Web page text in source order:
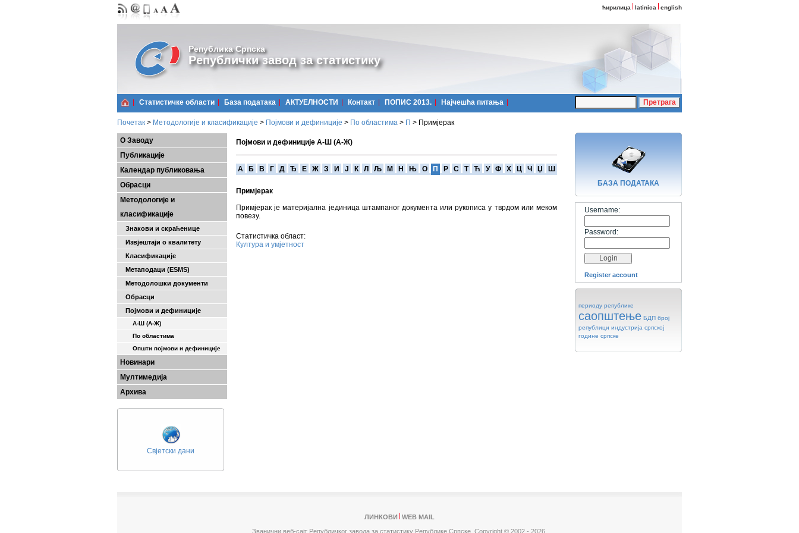
ћирилица latinica english
Република Српска
Републички завод за статистику
Статистичке области Базa података АКТУЕЛНОСТИ Контакт ПОПИС 2013. Најчешћa питања
Почетак > Методологије и класификације > Појмови и дефиниције > По областима > П > Примјерак
О Заводу
Публикације
Календар публиковања
Обрасци
Методологије и
класификације
Знакови и скраћенице
Извјештаји о квалитету
Класификације
Метаподаци (ESMS)
Методолошки документи
Обрасци
Појмови и дефиниције
А-Ш (A-Ж)
По областима
Општи појмови и дефиниције
Новинари
Мултимедија
Архива
Свјетски дани
Појмови и дефиниције А-Ш (А-Ж)
A Б В Г Д Ђ Е Ж З И Ј К Л Љ М Н Њ О П Р С Т Ћ У Ф Х Ц Ч Џ Ш
Примјерак
Примјерак је материјална јединица штампаног документа или рукописа у тврдом или меком
повезу.
Статистичка област:
Култура и умјетност
БАЗA ПОДАТАКА
Username:
Password:
Register account
периоду републике
саопштење БДП број
републици индустрија српској
године српске
ЛИНКОВИ
WEB MAIL
Званични веб-сајт Републичког завода за статистику Републике Српске, Copyright © 2002 - 2026.